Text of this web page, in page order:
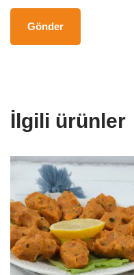
İlgili ürünler